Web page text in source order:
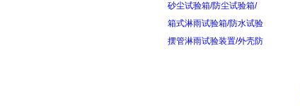
砂尘试验箱/防尘试验箱/
箱式淋雨试验箱/防水试验
摆管淋雨试验装置/外壳防